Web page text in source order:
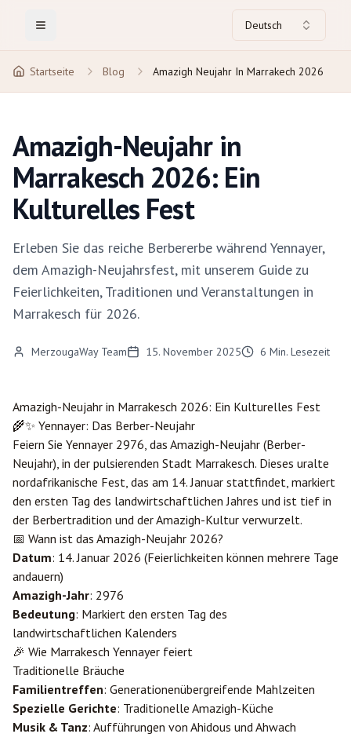
Toggle Menu Deutsch
Startseite Blog Amazigh Neujahr In Marrakech 2026
Amazigh-Neujahr in
Marrakesch 2026: Ein
Kulturelles Fest
Erleben Sie das reiche Berbererbe während Yennayer,
dem Amazigh-Neujahrsfest, mit unserem Guide zu
Feierlichkeiten, Traditionen und Veranstaltungen in
Marrakesch für 2026.
MerzougaWay Team 15. November 2025 6 Min. Lesezeit
Amazigh-Neujahr in Marrakesch 2026: Ein Kulturelles Fest
🌾✨ Yennayer: Das Berber-Neujahr
Feiern Sie Yennayer 2976, das Amazigh-Neujahr (Berber-
Neujahr), in der pulsierenden Stadt Marrakesch. Dieses uralte
nordafrikanische Fest, das am 14. Januar stattfindet, markiert
den ersten Tag des landwirtschaftlichen Jahres und ist tief in
der Berbertradition und der Amazigh-Kultur verwurzelt.
📅 Wann ist das Amazigh-Neujahr 2026?
Datum: 14. Januar 2026 (Feierlichkeiten können mehrere Tage
andauern)
Amazigh-Jahr: 2976
Bedeutung: Markiert den ersten Tag des
landwirtschaftlichen Kalenders
🎉 Wie Marrakesch Yennayer feiert
Traditionelle Bräuche
Familientreffen: Generationenübergreifende Mahlzeiten
Spezielle Gerichte: Traditionelle Amazigh-Küche
Musik & Tanz: Aufführungen von Ahidous und Ahwach